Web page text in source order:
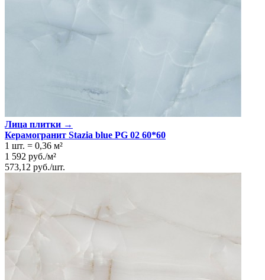
Лица плитки →
Керамогранит Stazia blue PG 02 60*60
1 шт. = 0,36 м²
1 592 руб./м²
573,12 руб./шт.